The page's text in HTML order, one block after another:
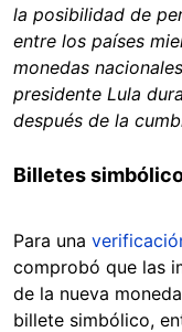
la posibilidad de
entre los países
monedas
presidente Lula
después de la
Billetes
Para una
comprobó que las
de la nueva
billete simbólico,